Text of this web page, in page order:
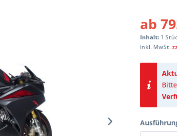
ab
Inhalt: 1
inkl. MwSt.